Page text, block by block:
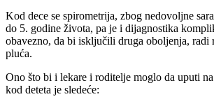
Kod dece se spirometrija, zbog nedovoljne
do 5. godine života, pa je i dijagnostika
obavezno, da bi isključili druga oboljenja, radi
pluća.
Ono što bi i lekare i roditelje moglo da uputi
kod deteta je sledeće: